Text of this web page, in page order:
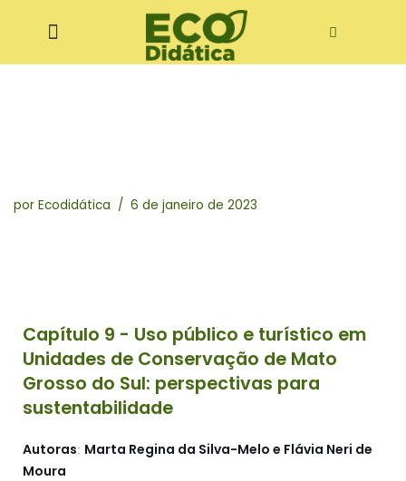
para
por Ecodidática 6 de janeiro de 2023
Capítulo 9 - Uso público e turístico em
Unidades de Conservação de Mato
Grosso do Sul: perspectivas para
sustentabilidade
Autoras: Marta Regina da Silva-Melo e Flávia Neri de
Moura